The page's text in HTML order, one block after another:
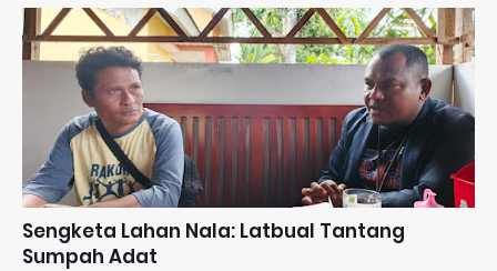
Sengketa Lahan Nala: Latbual Tantang
Sumpah Adat